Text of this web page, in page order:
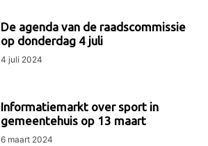
De agenda van de raadscommissie
op donderdag 4 juli
4 juli 2024
Informatiemarkt over sport in
gemeentehuis op 13 maart
6 maart 2024